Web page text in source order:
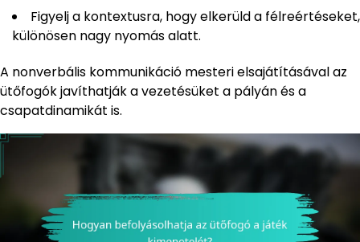
Figyelj a kontextusra, hogy elkerüld a félreértéseket,
különösen nagy nyomás alatt.
A nonverbális kommunikáció mesteri elsajátításával az
ütőfogók javíthatják a vezetésüket a pályán és a
csapatdinamikát is.